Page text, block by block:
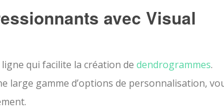
avec Visual
qui facilite la création de dendrogrammes.
large gamme d’options de personnalisation,